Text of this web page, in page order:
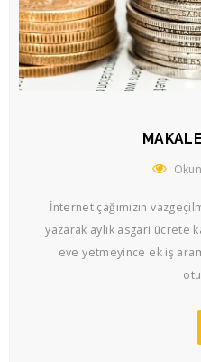
İnternet çağımızın
yazarak aylık asgari ücrete
eve yetmeyince ek iş